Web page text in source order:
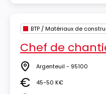
Chef de
Lieu Argenteuil - 95100
Salaire45-50 K€